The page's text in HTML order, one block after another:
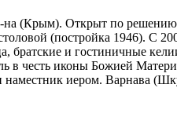
(Крым). Открыт по
(постройка 1946). С
и гостиничные
в честь иконы Божией
иером. Варнава